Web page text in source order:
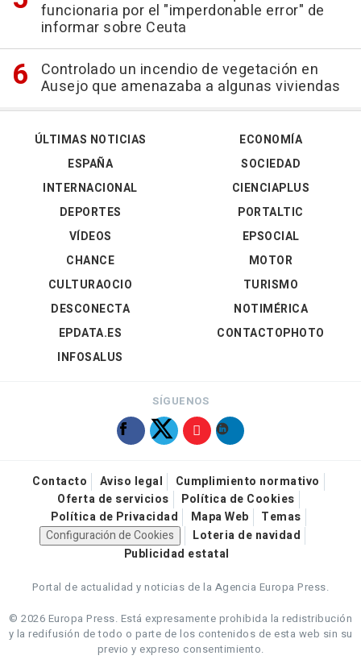
funcionaria por el "imperdonable error" de
informar sobre Ceuta
Controlado un incendio de vegetación en
Ausejo que amenazaba a algunas viviendas
ÚLTIMAS NOTICIAS
ESPAÑA
INTERNACIONAL
DEPORTES
VÍDEOS
ECONOMÍA
SOCIEDAD
CIENCIAPLUS
PORTALTIC
EPSOCIAL
CHANCE
CULTURAOCIO
DESCONECTA
EPDATA.ES
INFOSALUS
MOTOR
TURISMO
NOTIMÉRICA
CONTACTOPHOTO
SÍGUENOS
Contacto Aviso legal
Cumplimiento normativo
Oferta de servicios
Política de Cookies
Política de Privacidad
Mapa Web
Temas
Configuración de Cookies
Loteria de navidad
Publicidad estatal
Portal de actualidad y noticias de la Agencia Europa Press.
© 2026 Europa Press. Está expresamente prohibida la redistribución
y la redifusión de todo o parte de los contenidos de esta web sin su
previo y expreso consentimiento.